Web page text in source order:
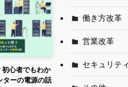
初心者でもわか
ターの電源の話
働き方改革
営業改革
セキュリティ